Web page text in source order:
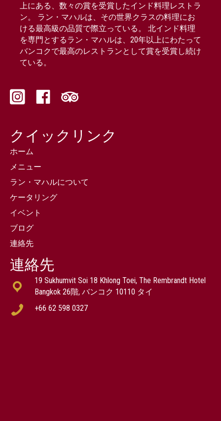
上にある、数々の賞を受賞したインド料理レストラ
ン。 ラン・マハルは、その世界クラスの料理にお
ける最高級の品質で際立っている。 北インド料理
を専門とするラン・マハルは、20年以上にわたって
バンコクで最高のレストランとして賞を受賞し続け
ている。
クイックリンク
ホーム
メニュー
ラン・マハルについて
ケータリング
イベント
ブログ
連絡先
連絡先
19 Sukhumvit Soi 18 Khlong Toei, The Rembrandt Hotel
Bangkok 26階, バンコク 10110 タイ
+66 62 598 0327